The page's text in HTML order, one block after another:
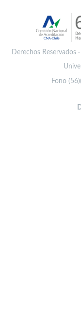
Derechos
Fono